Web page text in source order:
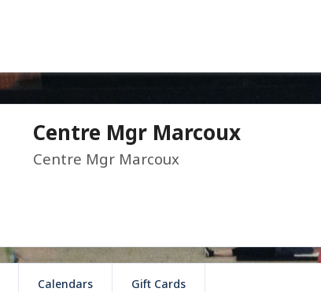
Centre Mgr Marcoux
Centre Mgr Marcoux
Calendars Gift Cards